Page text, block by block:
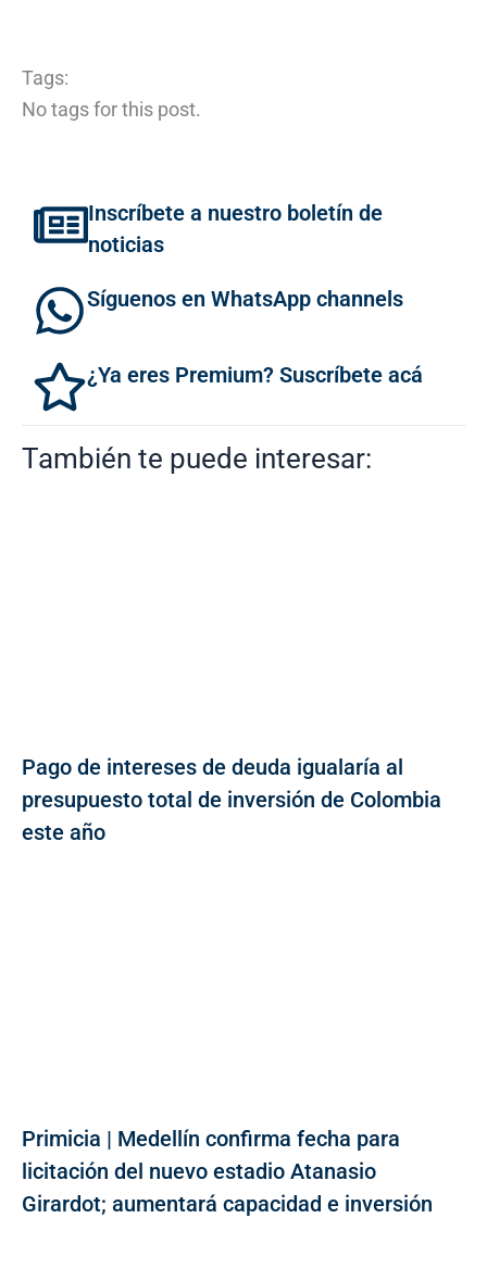
Tags:
No tags for this post.
Inscríbete a nuestro boletín de
noticias
Síguenos en WhatsApp channels
¿Ya eres Premium? Suscríbete acá
También te puede interesar:
Pago de intereses de deuda igualaría al
presupuesto total de inversión de Colombia
este año
Primicia | Medellín confirma fecha para
licitación del nuevo estadio Atanasio
Girardot; aumentará capacidad e inversión